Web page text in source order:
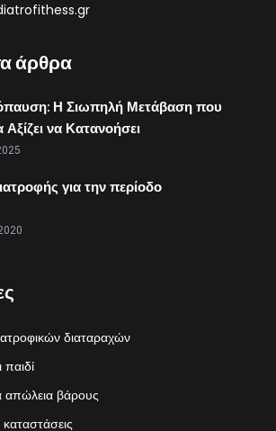
άρθρα
Η Σιωπηλή Μετάβαση που
Αξίζει να Κατανοήσει
για την περίοδο
διαταραχών
απώλεια βάρους